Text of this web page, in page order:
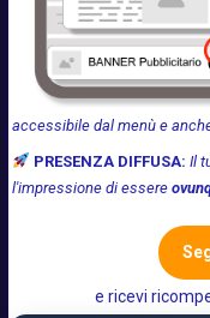
accessibile dal menù e
PRESENZA DIFFUSA: Il
l'impressione di essere
e ricevi